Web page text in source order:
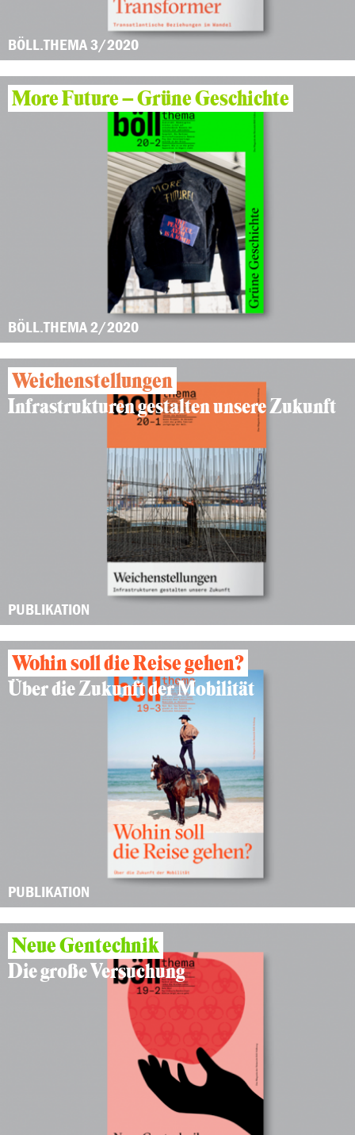
BÖLL.THEMA 3/2020
More Future – Grüne Geschichte
BÖLL.THEMA 2/2020
Weichenstellungen
Infrastrukturen gestalten unsere Zukunft
PUBLIKATION
Wohin soll die Reise gehen?
Über die Zukunft der Mobilität
PUBLIKATION
Neue Gentechnik
Die große Versuchung